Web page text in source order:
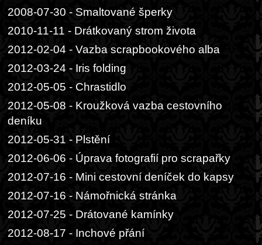
2008-07-30 - Smaltované šperky
2010-11-11 - Drátkovaný strom života
2012-02-04 - Vazba scrapbookového alba
2012-03-24 - Iris folding
2012-05-05 - Chrastidlo
2012-05-08 - Kroužková vazba cestovního
deníku
2012-05-31 - Plstění
2012-06-06 - Úprava fotografií pro scrapařky
2012-07-16 - Mini cestovní deníček do kapsy
2012-07-16 - Námořnická stránka
2012-07-25 - Drátované kamínky
2012-08-17 - Inchové přání